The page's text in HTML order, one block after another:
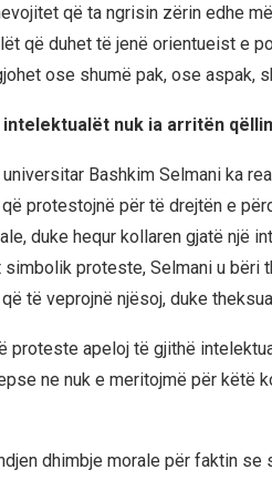
që ta ngrisin zërin edhe
që duhet të jenë orientueist e
ose shumë pak, ose aspak,
nuk ia arritën
Bashkim Selmani ka
protestojnë për të drejtën e
duke hequr kollaren gjatë një
simbolik proteste, Selmani u
të veprojnë njësoj, duke
proteste apeloj të gjithë
ne nuk e meritojmë për këtë
dhimbje morale për faktin